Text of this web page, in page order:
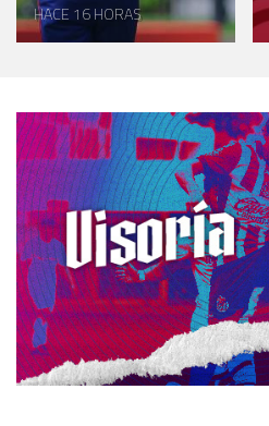
HACE 16 HORAS